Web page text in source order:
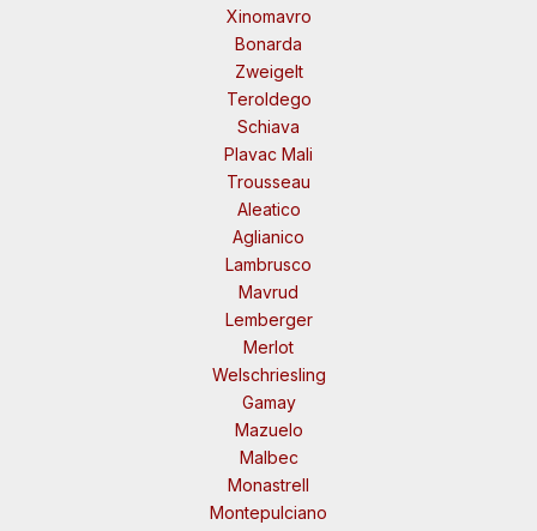
Xinomavro
Bonarda
Zweigelt
Teroldego
Schiava
Plavac Mali
Trousseau
Aleatico
Aglianico
Lambrusco
Mavrud
Lemberger
Merlot
Welschriesling
Gamay
Mazuelo
Malbec
Monastrell
Montepulciano